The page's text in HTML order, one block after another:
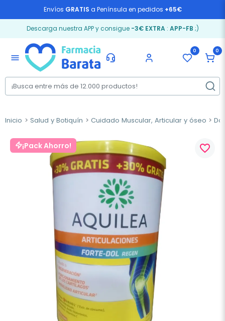
Envíos GRATIS a Península en pedidos +65€
Descarga nuestra APP y consigue -3€ EXTRA: APP-FB ;)
menu
0 0
Inicio Salud y Botiquín Cuidado Muscular, Articular y óseo
¡Pack Ahorro! favorite_border